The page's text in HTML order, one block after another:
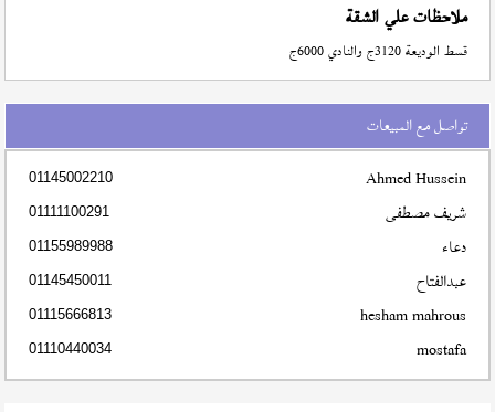
ملاحظات علي الشقة
قسط الوديعة 3120ج والنادي 6000ج
تواصل مع المبيعات
Ahmed Hussein
01145002210
شريف مصطفى 01111100291
دعاء 01155989988
عبدالفتاح 01145450011
hesham mahrous
01115666813
mostafa
01110440034